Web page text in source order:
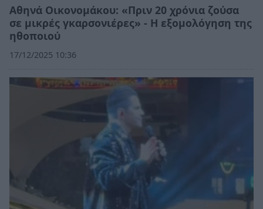
Αθηνά Οικονομάκου: «Πριν 20 χρόνια ζούσα
σε μικρές γκαρσονιέρες» - Η εξομολόγηση της
ηθοποιού
17/12/2025 10:36